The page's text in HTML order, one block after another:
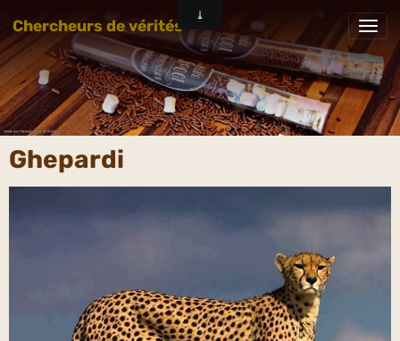
Chercheurs de vérités
Ghepardi